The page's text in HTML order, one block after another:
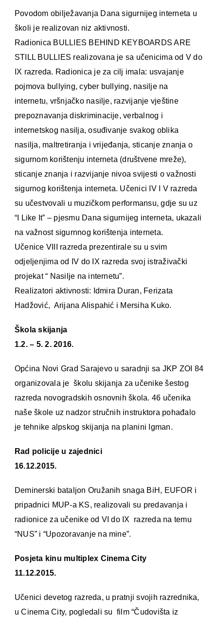
Povodom obilježavanja Dana sigurnijeg interneta u
školi je realizovan niz aktivnosti.
Radionica BULLIES BEHIND KEYBOARDS ARE
STILL BULLIES realizovana je sa učenicima od V do
IX razreda. Radionica je za cilj imala: usvajanje
pojmova bullying, cyber bullying, nasilje na
internetu, vršnjačko nasilje, razvijanje vještine
prepoznavanja diskriminacije, verbalnog i
internetskog nasilja, osuđivanje svakog oblika
nasilja, maltretiranja i vrijeđanja, sticanje znanja o
sigurnom korištenju interneta (društvene mreže),
sticanje znanja i razvijanje nivoa svijesti o važnosti
sigurnog korištenja interneta. Učenici IV I V razreda
su učestvovali u muzičkom performansu, gdje su uz
“I Like It” – pjesmu Dana sigurnijeg interneta, ukazali
na važnost sigurnnog korištenja interneta.
Učenice VIII razreda prezentirale su u svim
odjeljenjima od IV do IX razreda svoj istraživački
projekat “ Nasilje na internetu”.
Realizatori aktivnosti: Idmira Duran, Ferizata
Hadžović, Arijana Alispahić i Mersiha Kuko.
Škola skijanja
1.2. – 5. 2. 2016.
Općina Novi Grad Sarajevo u saradnji sa JKP ZOI 84
organizovala je školu skijanja za učenike šestog
razreda novogradskih osnovnih škola. 46 učenika
naše škole uz nadzor stručnih instruktora pohađalo
je tehnike alpskog skijanja na planini Igman.
Rad policije u zajednici
16.12.2015.
Deminerski bataljon Oružanih snaga BiH, EUFOR i
pripadnici MUP-a KS, realizovali su predavanja i
radionice za učenike od VI do IX razreda na temu
“NUS” i “Upozoravanje na mine”.
Posjeta kinu multiplex Cinema City
11.12.2015.
Učenici devetog razreda, u pratnji svojih razrednika,
u Cinema City, pogledali su film “Čudovišta iz